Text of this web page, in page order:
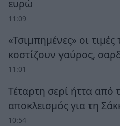
ευρώ
11:09
«Τσιμπημένες» οι
κοστίζουν γαύρος,
11:01
Τέταρτη σερί ήττα από
αποκλεισμός για τη
10:54